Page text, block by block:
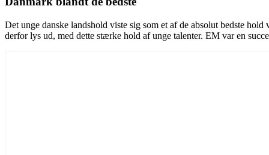
Det unge danske landshold viste sig som et af de absolut bedste
derfor lys ud, med dette stærke hold af unge talenter. EM var en